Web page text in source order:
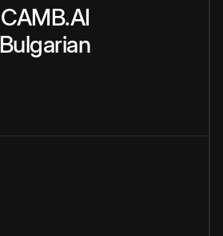
CAMB.AI
Bulgarian